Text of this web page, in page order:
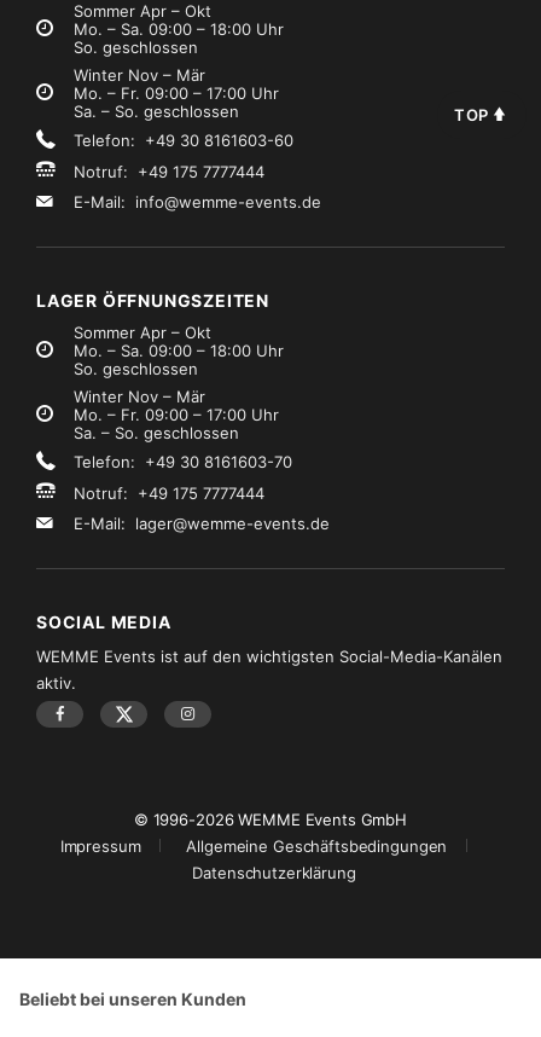
Sommer Apr – Okt
Mo. – Sa. 09:00 – 18:00 Uhr
So. geschlossen
Winter Nov – Mär
Mo. – Fr. 09:00 – 17:00 Uhr
Sa. – So. geschlossen
Telefon: +49 30 8161603-60
Notruf: +49 175 7777444
E-Mail: info@wemme-events.de
LAGER ÖFFNUNGSZEITEN
Sommer Apr – Okt
Mo. – Sa. 09:00 – 18:00 Uhr
So. geschlossen
Winter Nov – Mär
Mo. – Fr. 09:00 – 17:00 Uhr
Sa. – So. geschlossen
Telefon: +49 30 8161603-70
Notruf: +49 175 7777444
E-Mail: lager@wemme-events.de
SOCIAL MEDIA
WEMME Events ist auf den wichtigsten Social-Media-Kanälen
aktiv.
© 1996-2026 WEMME Events GmbH
Impressum
Allgemeine Geschäftsbedingungen
Datenschutzerklärung
TOP
Beliebt bei unseren Kunden